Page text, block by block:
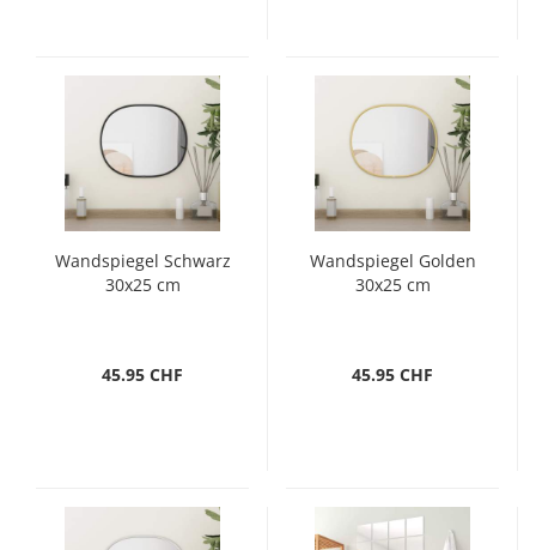
Wandspiegel Schwarz
30x25 cm
45.95 CHF
Wandspiegel Golden
30x25 cm
45.95 CHF